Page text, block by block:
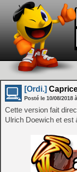
[Ordi.]
Posté le 10/08/2018 à
Cette version fait
Ulrich Doewich et est